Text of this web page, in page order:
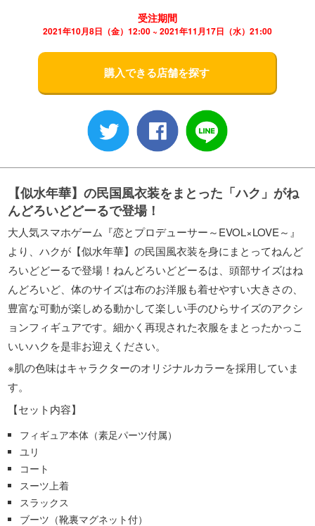
受注期間
2021年10月8日（金）12:00 ~ 2021年11月17日（水）21:00
購入できる店舗を探す
【似水年華】の民国風衣装をまとった「ハク」がね
んどろいどどーるで登場！
大人気スマホゲーム『恋とプロデューサー～EVOL×LOVE～』
より、ハクが【似水年華】の民国風衣装を身にまとってねんど
ろいどどーるで登場！ねんどろいどどーるは、頭部サイズはね
んどろいど、体のサイズは布のお洋服も着せやすい大きさの、
豊富な可動が楽しめる動かして楽しい手のひらサイズのアクシ
ョンフィギュアです。細かく再現された衣服をまとったかっこ
いいハクを是非お迎えください。
※肌の色味はキャラクターのオリジナルカラーを採用していま
す。
【セット内容】
フィギュア本体（素足パーツ付属）
ユリ
コート
スーツ上着
スラックス
ブーツ（靴裏マグネット付）